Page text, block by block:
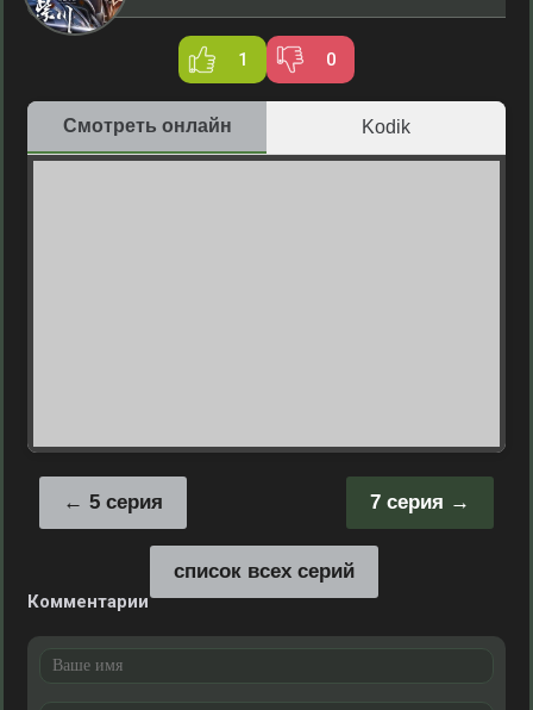
1 0
Смотреть онлайн Kodik
7 серия
5 серия
список всех серий
Комментарии